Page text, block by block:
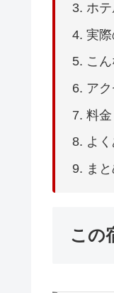
ホ
実
こ
ア
料
よ
ま
この